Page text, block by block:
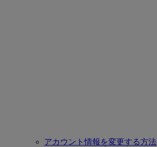
アカウント情報を変更する方法